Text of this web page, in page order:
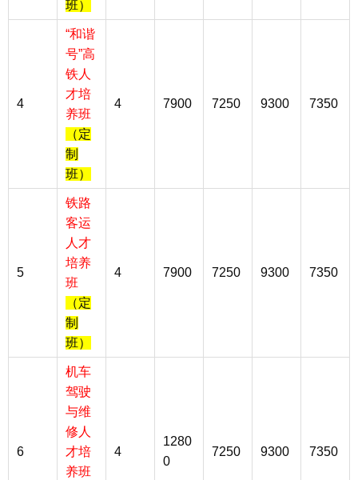
班）
4
“和谐
号”高
铁人
才培
养班
（定
制
班）
4 7900 7250 9300 7350
5
铁路
客运
人才
培养
班
（定
制
班）
4 7900 7250 9300 7350
6
机车
驾驶
与维
修人
才培
养班
4
1280
0
7250 9300 7350